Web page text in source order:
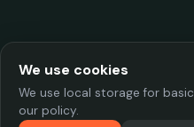
We use cookies
We use local storage for
our policy.